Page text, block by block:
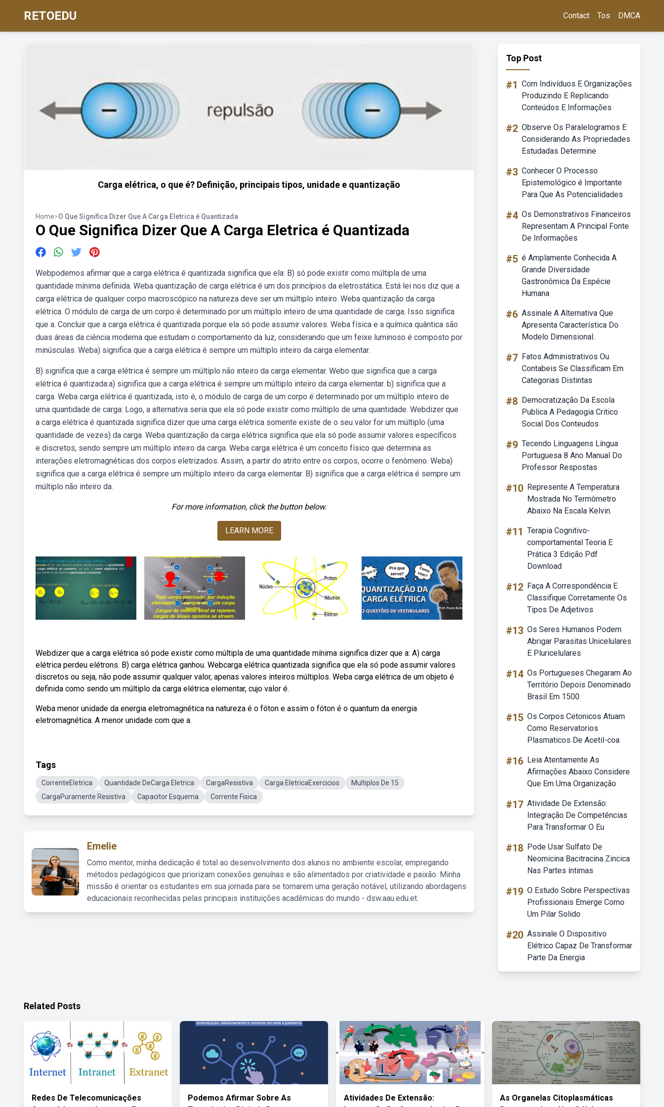
RETOEDU Contact Tos DMCA
Carga elétrica, o que é? Definição, principais tipos, unidade e quantização
Home>O Que Significa Dizer Que A Carga Eletrica é Quantizada
O Que Significa Dizer Que A Carga Eletrica é Quantizada
Webpodemos afirmar que a carga elétrica é quantizada significa que ela: B) só pode existir como múltipla de uma
quantidade mínima definida. Weba quantização de carga elétrica é um dos princípios da eletrostática. Está lei nos diz que a
carga elétrica de qualquer corpo macroscópico na natureza deve ser um múltiplo inteiro. Weba quantização da carga
elétrica. O módulo de carga de um corpo é determinado por um múltiplo inteiro de uma quantidade de carga. Isso significa
que a. Concluir que a carga elétrica é quantizada porque ela só pode assumir valores. Weba física e a química quântica são
duas áreas da ciência moderna que estudam o comportamento da luz, considerando que um feixe luminoso é composto por
minúsculas. Weba) significa que a carga elétrica é sempre um múltiplo inteiro da carga elementar.
B) significa que a carga elétrica é sempre um múltiplo não inteiro da carga elementar. Webo que significa que a carga
elétrica é quantizada:a) significa que a carga elétrica é sempre um múltiplo inteiro da carga elementar. b) significa que a
carga. Weba carga elétrica é quantizada, isto é, o módulo de carga de um corpo é determinado por um múltiplo inteiro de
uma quantidade de carga: Logo, a alternativa seria que ela só pode existir como múltiplo de uma quantidade. Webdizer que
a carga elétrica é quantizada significa dizer que uma carga elétrica somente existe de o seu valor for um múltiplo (uma
quantidade de vezes) da carga. Weba quantização da carga elétrica significa que ela só pode assumir valores específicos
e discretos, sendo sempre um múltiplo inteiro da carga. Weba carga elétrica é um conceito físico que determina as
interações eletromagnéticas dos corpos eletrizados. Assim, a partir do atrito entre os corpos, ocorre o fenômeno. Weba)
significa que a carga elétrica é sempre um múltiplo inteiro da carga elementar. B) significa que a carga elétrica é sempre um
múltiplo não inteiro da.
For more information, click the button below.
LEARN MORE
Webdizer que a carga elétrica só pode existir como múltipla de uma quantidade mínima significa dizer que a: A) carga
elétrica perdeu elétrons. B) carga elétrica ganhou. Webcarga elétrica quantizada significa que ela só pode assumir valores
discretos ou seja, não pode assumir qualquer valor, apenas valores inteiros múltiplos. Weba carga elétrica de um objeto é
definida como sendo um múltiplo da carga elétrica elementar, cujo valor é.
Weba menor unidade da energia eletromagnética na natureza é o fóton e assim o fóton é o quantum da energia
eletromagnética. A menor unidade com que a.
Tags
CorrenteEletrica Quantidade DeCarga Eletrica CargaResistiva Carga EletricaExercicios
Multiplos De 15
CargaPuramente Resistiva
Capacitor Esquema Corrente Fisica
Emelie
Como mentor, minha dedicação é total ao desenvolvimento dos alunos no ambiente escolar, empregando
métodos pedagógicos que priorizam conexões genuínas e são alimentados por criatividade e paixão. Minha
missão é orientar os estudantes em sua jornada para se tornarem uma geração notável, utilizando abordagens
educacionais reconhecidas pelas principais instituições acadêmicas do mundo - dsw.aau.edu.et.
Top Post
#1 Com Indivíduos E Organizações
Produzindo E Replicando
Conteúdos E Informações
#2 Observe Os Paralelogramos E
Considerando As Propriedades
Estudadas Determine
#3 Conhecer O Processo
Epistemológico é Importante
Para Que As Potencialidades
#4 Os Demonstrativos Financeiros
Representam A Principal Fonte
De Informações
#5 é Amplamente Conhecida A
Grande Diversidade
Gastronômica Da Espécie
Humana
#6 Assinale A Alternativa Que
Apresenta Característica Do
Modelo Dimensional.
#7 Fatos Administrativos Ou
Contabeis Se Classificam Em
Categorias Distintas
#8 Democratização Da Escola
Publica A Pedagogia Critico
Social Dos Conteudos
#9 Tecendo Linguagens Língua
Portuguesa 8 Ano Manual Do
Professor Respostas
#10 Represente A Temperatura
Mostrada No Termômetro
Abaixo Na Escala Kelvin.
#11 Terapia Cognitivo-
comportamental Teoria E
Prática 3 Edição Pdf
Download
#12 Faça A Correspondência E
Classifique Corretamente Os
Tipos De Adjetivos
#13 Os Seres Humanos Podem
Abrigar Parasitas Unicelulares
E Pluricelulares
#14 Os Portugueses Chegaram Ao
Território Depois Denominado
Brasil Em 1500
#15 Os Corpos Cetonicos Atuam
Como Reservatorios
Plasmaticos De Acetil-coa
#16 Leia Atentamente As
Afirmações Abaixo Considere
Que Em Uma Organização
#17 Atividade De Extensão:
Integração De Competências
Para Transformar O Eu
#18 Pode Usar Sulfato De
Neomicina Bacitracina Zincica
Nas Partes íntimas
#19 O Estudo Sobre Perspectivas
Profissionais Emerge Como
Um Pilar Solido
#20 Assinale O Dispositivo
Elétrico Capaz De Transformar
Parte Da Energia
Related Posts
Redes De Telecomunicações
Podemos Afirmar Sobre As
Atividades De Extensão:
As Organelas Citoplasmáticas